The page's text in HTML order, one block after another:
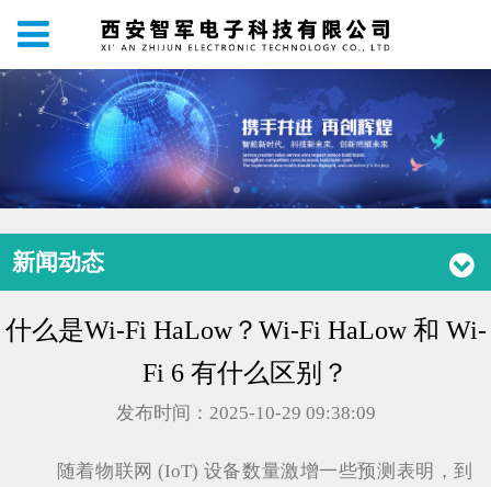
新闻动态
什么是Wi-Fi HaLow？Wi-Fi HaLow 和 Wi-
Fi 6 有什么区别？
发布时间：2025-10-29 09:38:09
随着物联网 (IoT) 设备数量激增一些预测表明，到